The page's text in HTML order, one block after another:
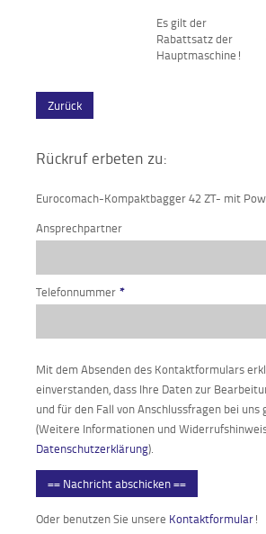
Es gilt der
Rabattsatz der
Hauptmaschine!
Zurück
Rückruf erbeten zu:
Eurocomach-Kompaktbagger 42 ZT- mit
Ansprechpartner
Telefonnummer *
Mit dem Absenden des Kontaktformulars
einverstanden, dass Ihre Daten zur
und für den Fall von Anschlussfragen bei
(Weitere Informationen und
Datenschutzerklärung).
== Nachricht abschicken ==
Oder benutzen Sie unsere Kontaktformular!